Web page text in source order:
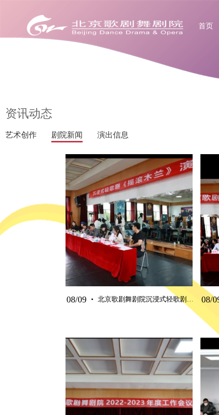
首页
资讯动态
艺术创作 剧院新闻 演出信息
08/09· 北京歌剧舞剧院沉浸式轻歌剧《摇滚木兰》开启演员招募面试工作 08/